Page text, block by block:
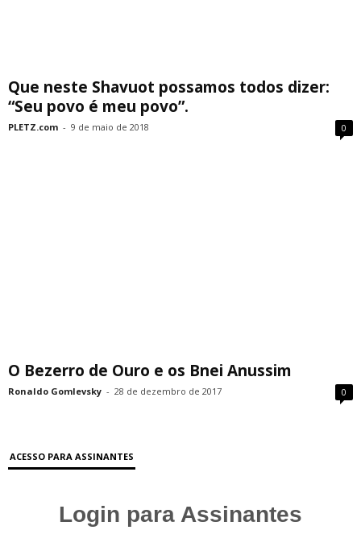
Que neste Shavuot possamos todos dizer:
“Seu povo é meu povo”.
PLETZ.com - 9 de maio de 2018 0
O Bezerro de Ouro e os Bnei Anussim
Ronaldo Gomlevsky - 28 de dezembro de 2017 0
ACESSO PARA ASSINANTES
Login para Assinantes